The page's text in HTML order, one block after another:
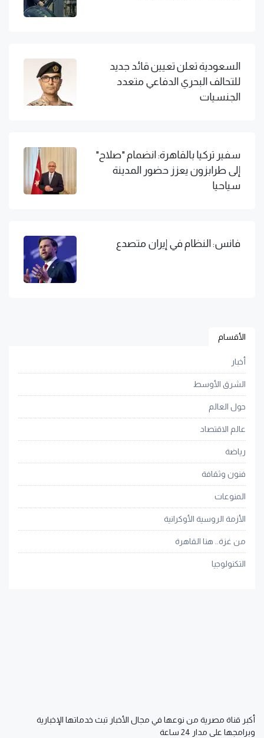
السعودية تعلن تعيين قائد جديد
للتحالف البحري الدفاعي متعدد
الجنسيات
سفير تركيا بالقاهرة: انضمام "صلاح"
إلى طرابزون يعزز حضور المدينة
سياحيا
فانس: النظام في إيران متصدع
الأقسام
أخبار
الشرق الأوسط
حول العالم
عالم الاقتصاد
رياضة
فنون وثقافة
المنوعات
الأزمة الروسية الأوكرانية
من غزة.. هنا القاهرة
التكنولوجيا
أكبر قناة مصرية من نوعها في مجال الأخبار تبث خدماتها الإخبارية
وبرامجها على مدار 24 ساعة